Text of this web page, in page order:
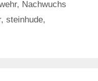
, Nachwuchs
,steinhude,